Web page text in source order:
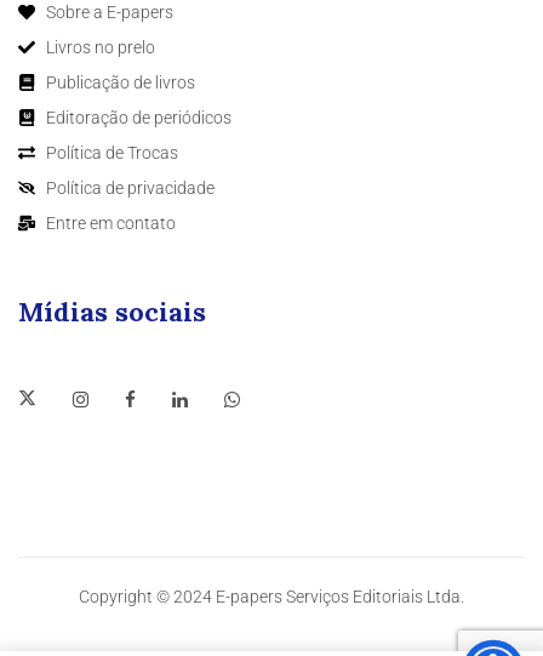
Sobre a E-papers
Livros no prelo
Publicação de livros
Editoração de periódicos
Política de Trocas
Política de privacidade
Entre em contato
Mídias sociais
Copyright © 2024 E-papers Serviços Editoriais Ltda.